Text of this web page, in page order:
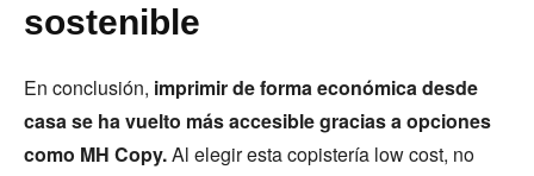
sostenible
En conclusión, imprimir de forma económica desde
casa se ha vuelto más accesible gracias a opciones
como MH Copy.Al elegir esta copistería low cost, no